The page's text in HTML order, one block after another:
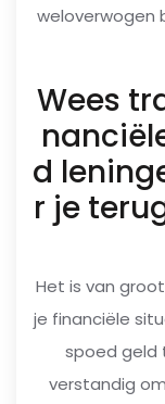
weloverwogen
Wees
d
r je
Het is van
je financiële
spoed geld
verstandig